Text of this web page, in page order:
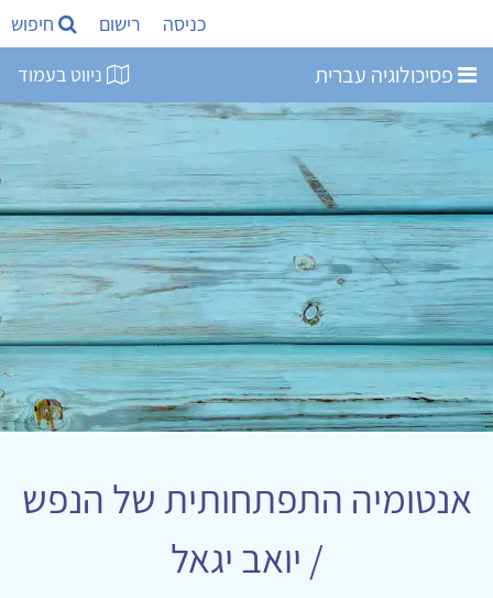
כניסה רישום חיפוש
פסיכולוגיה עברית ניווט בעמוד
אנטומיה התפתחותית של הנפש
/ יואב יגאל